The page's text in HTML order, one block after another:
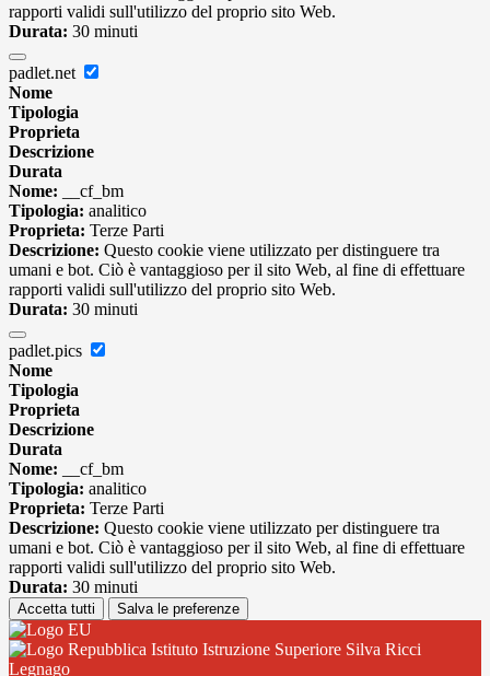
rapporti validi sull'utilizzo del proprio sito Web.
Durata: 30 minuti
padlet.net
Nome
Tipologia
Proprieta
Descrizione
Durata
Nome: __cf_bm
Tipologia: analitico
Proprieta: Terze Parti
Descrizione: Questo cookie viene utilizzato per distinguere tra
umani e bot. Ciò è vantaggioso per il sito Web, al fine di effettuare
rapporti validi sull'utilizzo del proprio sito Web.
Durata: 30 minuti
padlet.pics
Nome
Tipologia
Proprieta
Descrizione
Durata
Nome: __cf_bm
Tipologia: analitico
Proprieta: Terze Parti
Descrizione: Questo cookie viene utilizzato per distinguere tra
umani e bot. Ciò è vantaggioso per il sito Web, al fine di effettuare
rapporti validi sull'utilizzo del proprio sito Web.
Durata: 30 minuti
Accetta tutti Salva le preferenze
Istituto Istruzione Superiore Silva Ricci
Legnago